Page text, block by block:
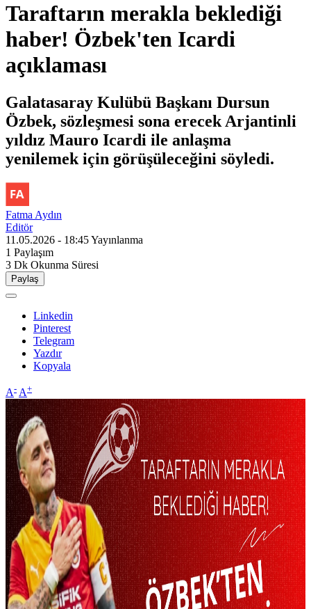
Taraftarın merakla beklediği
haber! Özbek'ten Icardi
açıklaması
Galatasaray Kulübü Başkanı Dursun
Özbek, sözleşmesi sona erecek Arjantinli
yıldız Mauro Icardi ile anlaşma
yenilemek için görüşüleceğini söyledi.
Fatma Aydın
Editör
11.05.2026 - 18:45Yayınlanma
1 Paylaşım
3 Dk Okunma Süresi
Paylaş
Linkedin
Pinterest
Telegram
Yazdır
Kopyala
A- A+